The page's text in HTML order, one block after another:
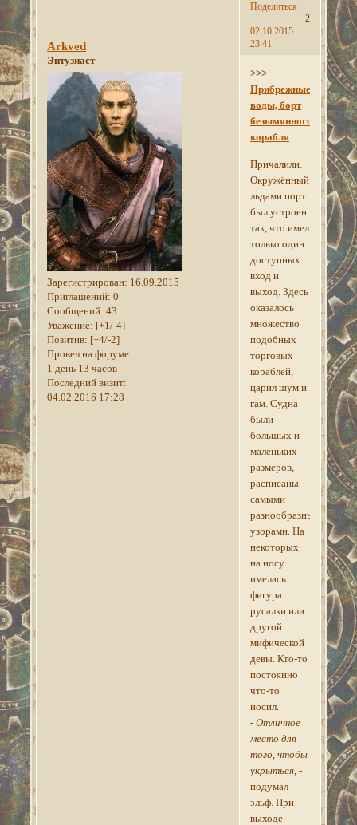
Поделиться
2
02.10.2015
23:41
Arkved
Энтузиаст
Зарегистрирован: 16.09.2015
Приглашений: 0
Сообщений: 43
Уважение: [+1/-4]
Позитив: [+4/-2]
Провел на форуме:
1 день 13 часов
Последний визит:
04.02.2016 17:28
>>>
Прибрежные
воды, борт
безымянного
корабля
Причалили.
Окружённый
льдами порт
был устроен
так, что имел
только один
доступных
вход и
выход. Здесь
оказалось
множество
подобных
торговых
кораблей,
царил шум и
гам. Судна
были
большых и
маленьких
размеров,
расписаны
самыми
разнообразными
узорами. На
некоторых
на носу
имелась
фигура
русалки или
другой
мифической
девы. Кто-то
постоянно
что-то
носил.
- Отличное
место для
того, чтобы
укрыться, -
подумал
эльф. При
выходе